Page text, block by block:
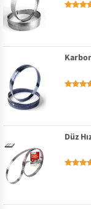
Düz